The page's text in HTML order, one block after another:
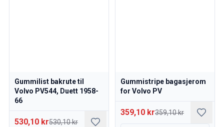
Gummilist bakrute til
Volvo PV544, Duett 1958-
66
530,10 kr530,10 kr
Gummistripe bagasjerom
for Volvo PV
359,10 kr359,10 kr